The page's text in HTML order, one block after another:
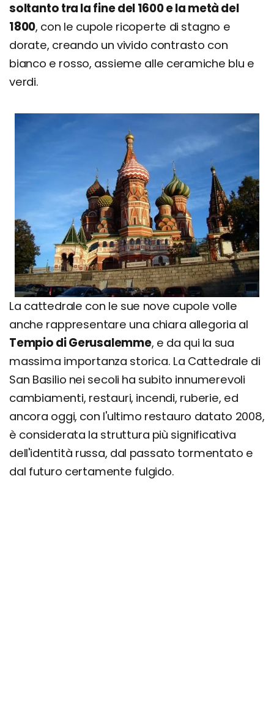
soltanto tra la fine del 1600 e la metà del
1800, con le cupole ricoperte di stagno e
dorate, creando un vivido contrasto con
bianco e rosso, assieme alle ceramiche blu e
verdi.
La cattedrale con le sue nove cupole volle
anche rappresentare una chiara allegoria al
Tempio di Gerusalemme, e da qui la sua
massima importanza storica. La Cattedrale di
San Basilio nei secoli ha subito innumerevoli
cambiamenti, restauri, incendi, ruberie, ed
ancora oggi, con l'ultimo restauro datato 2008,
è considerata la struttura più significativa
dell'identità russa, dal passato tormentato e
dal futuro certamente fulgido.